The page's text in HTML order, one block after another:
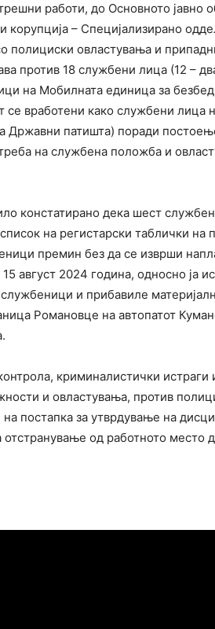
работи, до Основното јавно
корупција – Специјализирано
полициски овластувања и
против 18 службени лица (12 –
на Мобилната единица за
се вработени како службени лица
Државни патишта) поради
на службена положба и
констатирано дека шест
на регистарски таблички
премин без да се изврши
август 2024 година, односно ја
и прибавиле
Романовце на автопатот
криминалистички
и овластувања, против
постапка за утврдување на
од работното место